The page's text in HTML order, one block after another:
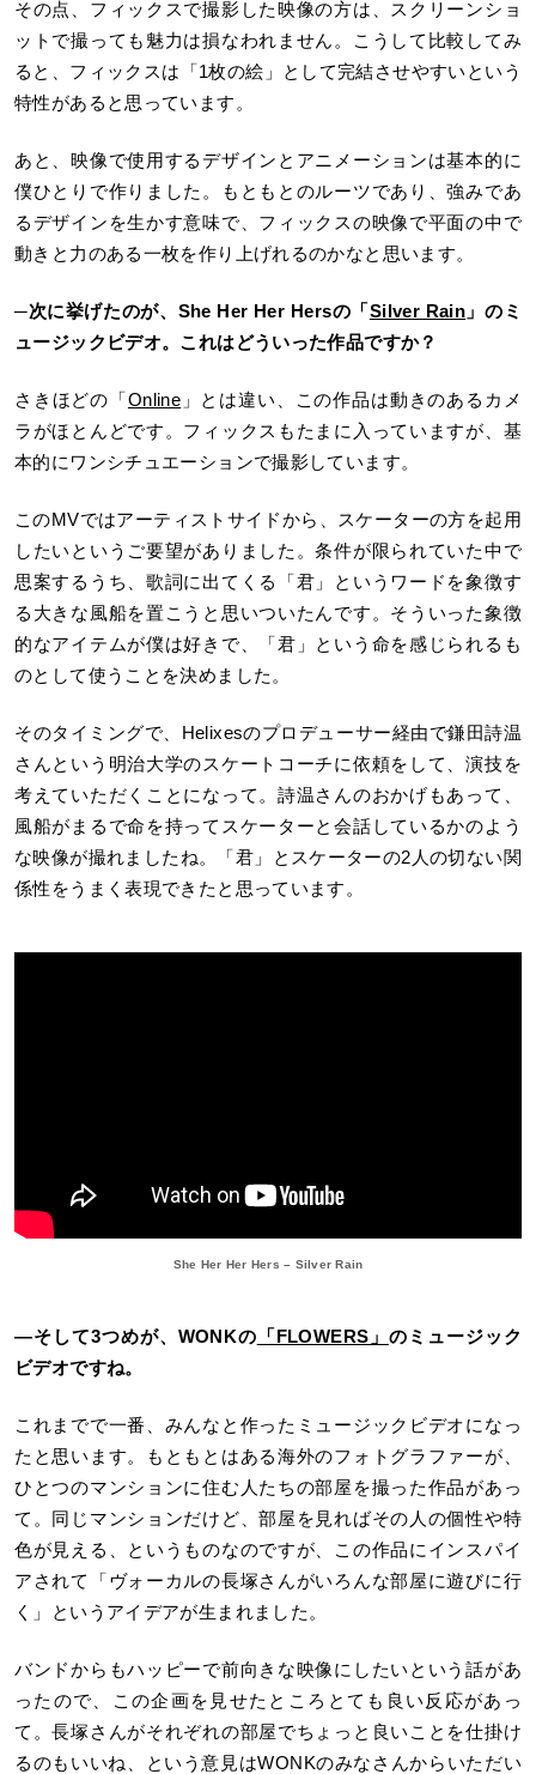
その点、フィックスで撮影した映像の方は、スクリーンショ
ットで撮っても魅力は損なわれません。こうして比較してみ
ると、フィックスは「1枚の絵」として完結させやすいという
特性があると思っています。
あと、映像で使用するデザインとアニメーションは基本的に
僕ひとりで作りました。もともとのルーツであり、強みであ
るデザインを生かす意味で、フィックスの映像で平面の中で
動きと力のある一枚を作り上げれるのかなと思います。
─次に挙げたのが、She Her Her Hersの「Silver Rain 」のミ
ュージックビデオ。これはどういった作品ですか？
さきほどの「Online 」とは違い、この作品は動きのあるカメ
ラがほとんどです。フィックスもたまに入っていますが、基
本的にワンシチュエーションで撮影しています。
このMVではアーティストサイドから、スケーターの方を起用
したいというご要望がありました。条件が限られていた中で
思案するうち、歌詞に出てくる「君」というワードを象徴す
る大きな風船を置こうと思いついたんです。そういった象徴
的なアイテムが僕は好きで、「君」という命を感じられるも
のとして使うことを決めました。
そのタイミングで、Helixesのプロデューサー経由で鎌田詩温
さんという明治大学のスケートコーチに依頼をして、演技を
考えていただくことになって。詩温さんのおかげもあって、
風船がまるで命を持ってスケーターと会話しているかのよう
な映像が撮れましたね。「君」とスケーターの2人の切ない関
係性をうまく表現できたと思っています。
She Her Her Hers – Silver Rain
―そして3つめが、WONKの 「FLOWERS」 のミュージック
ビデオですね。
これまでで一番、みんなと作ったミュージックビデオになっ
たと思います。もともとはある海外のフォトグラファーが、
ひとつのマンションに住む人たちの部屋を撮った作品があっ
て。同じマンションだけど、部屋を見ればその人の個性や特
色が見える、というものなのですが、この作品にインスパイ
アされて「ヴォーカルの長塚さんがいろんな部屋に遊びに行
く」というアイデアが生まれました。
バンドからもハッピーで前向きな映像にしたいという話があ
ったので、この企画を見せたところとても良い反応があっ
て。長塚さんがそれぞれの部屋でちょっと良いことを仕掛け
るのもいいね、という意見はWONKのみなさんからいただい